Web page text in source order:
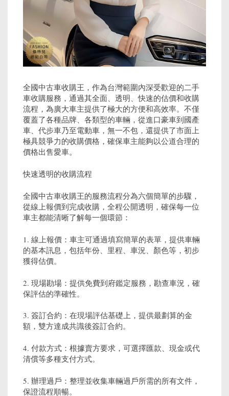
全國中古車收購王，作為台灣範圍內深受歡迎的二手
車收購服務，通過其全面、透明、快速的估價和收購
流程，為廣大車主提供了極大的方便和高效率。不僅
覆蓋了各種品牌、各類型的車輛，從進口豪車到國產
車、代步車乃至電動車，無一不包，還提供了市面上
極具競爭力的收購價格，確保車主能夠以公道合理的
價格出售愛車。
快速透明的收購流程
全國中古車收購王的服務流程分為六個簡單的步驟，
從線上報價到完成收購，全程公開透明，確保每一位
車主都能清晰了解每一個環節：
1. 線上報價：車主可通過填寫簡單的表單，提供車輛
的基本訊息，包括年份、里程、車況、顏色等，初步
獲得估價。
2. 現場勘場：提供免費到府鑑定服務，勘查車況，確
保評估的準確性。
3. 簽訂合約：在現場評估基礎上，提供最劃算的金
額，雙方達成共識後簽訂合約。
4. 付款方式：根據賣方要求，可選擇匯款、現金或代
清償等多種支付方式。
5. 辦理過戶：整理並收集車輛過戶所需的所有文件，
保證流程順暢。